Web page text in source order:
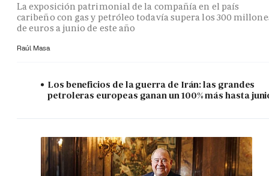
La exposición patrimonial de la compañía en el país
caribeño con gas y petróleo todavía supera los 300
de euros a junio de este año
Raúl Masa
Los beneficios de la guerra de Irán: las grandes
petroleras europeas ganan un 100% más hasta